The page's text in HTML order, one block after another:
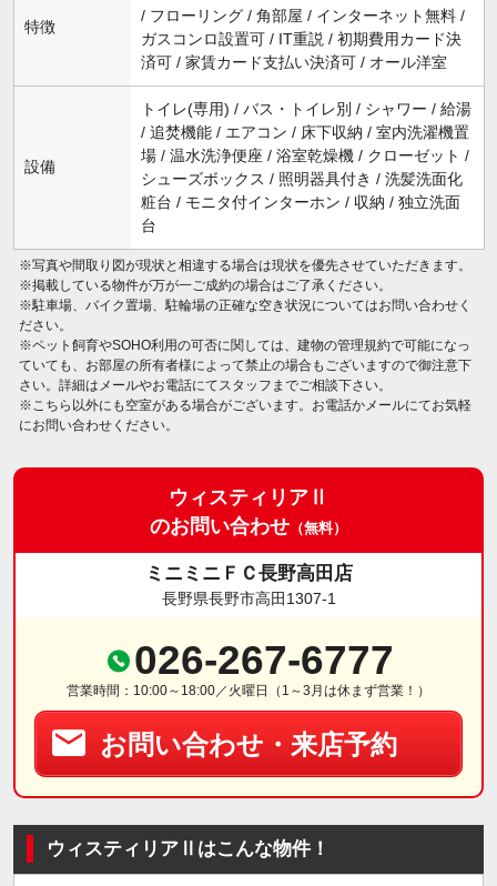
特徴
/ フローリング / 角部屋 / インターネット無料 /
ガスコンロ設置可 / IT重説 / 初期費用カード決
済可 / 家賃カード支払い決済可 / オール洋室
設備
トイレ(専用) / バス・トイレ別 / シャワー / 給湯
/ 追焚機能 / エアコン / 床下収納 / 室内洗濯機置
場 / 温水洗浄便座 / 浴室乾燥機 / クローゼット /
シューズボックス / 照明器具付き / 洗髪洗面化
粧台 / モニタ付インターホン / 収納 / 独立洗面
台
※写真や間取り図が現状と相違する場合は現状を優先させていただきます。
※掲載している物件が万が一ご成約の場合はご了承ください。
※駐車場、バイク置場、駐輪場の正確な空き状況についてはお問い合わせく
ださい。
※ペット飼育やSOHO利用の可否に関しては、建物の管理規約で可能になっ
ていても、お部屋の所有者様によって禁止の場合もございますので御注意下
さい。詳細はメールやお電話にてスタッフまでご相談下さい。
※こちら以外にも空室がある場合がございます。お電話かメールにてお気軽
にお問い合わせください。
ウィスティリアⅡ
のお問い合わせ （無料）
ミニミニＦＣ長野高田店
長野県長野市高田1307-1
026-267-6777
営業時間：10:00～18:00／火曜日（1～3月は休まず営業！）
お問い合わせ・来店予約
ウィスティリアⅡはこんな物件！